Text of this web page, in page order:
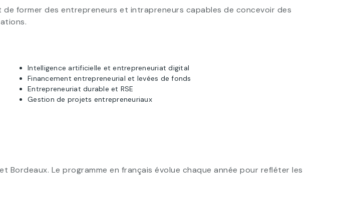
former des entrepreneurs et intrapreneurs capables de concevoir des
Intelligence artificielle et entrepreneuriat digital
Financement entrepreneurial et levées de fonds
Entrepreneuriat durable et RSE
Gestion de projets entrepreneuriaux
Le programme en français évolue chaque année pour refléter les